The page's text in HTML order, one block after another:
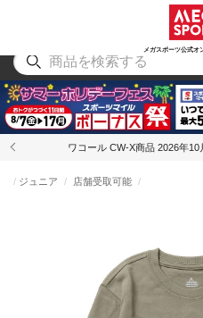
メガスポーツ公式オ
アウトドア
ワコール CW-X商品 2026年
ジュニア 店舗受取可能